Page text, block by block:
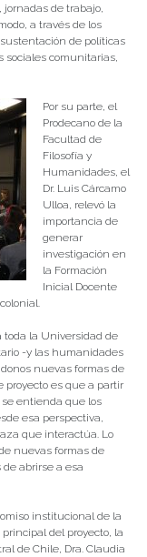
de trabajo,
a través de los
de políticas
sociales comunitarias,
Por su parte, el
Prodecano de la
Facultad de
Filosofía y
Humanidades, el
Dr. Luis Cárcamo
Ulloa, relevó la
importancia de
generar
investigación en
la Formación
Inicial Docente
toda la Universidad de
-y las humanidades
nuevas formas de
proyecto es que a partir
entienda que los
esa perspectiva,
que interactúa. Lo
nuevas formas de
abrirse a esa
institucional de la
del proyecto, la
de Chile, Dra. Claudia